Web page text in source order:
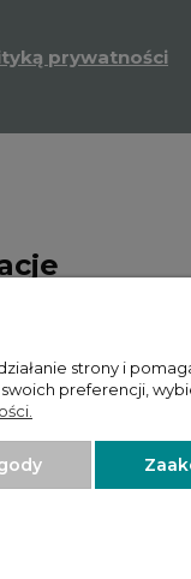
prywatności
strony i
preferencji,